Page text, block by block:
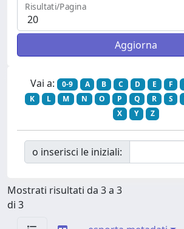
Risultati/Pagina
Vai a: 0-9 A B C D E F
K
L M N O P Q R S
X
Y Z
o inserisci le iniziali:
Mostrati risultati da 3 a 3
di 3